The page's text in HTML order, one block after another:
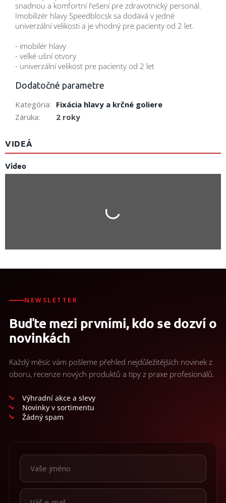
snadnou a komfortní řešení pre zdravotnický personál.
Imobilizér hlavy Speedblocsk sa dodává v jedné
univerzální velikosti a je vhodný pre pacienty od 2 let.
- imobilér hlavy
- velké ušní otvory
- univerzální velikost pre pacienty od 2 let
Dodatočné parametre
Kategória: Fixácia hlavy a krčné goliere
Záruka: 2 roky
VIDEÁ
Video
NEWSLETTER
Buďte mezi prvními, kdo se dozví o
novinkách
Každý měsíc vám pošleme přehled nejdůležitějších novinek z
oboru, recenze nových produktů a tipy z praxe profesionálů.
Výhradní akce a slevy
Novinky v sortimentu
Žádný spam